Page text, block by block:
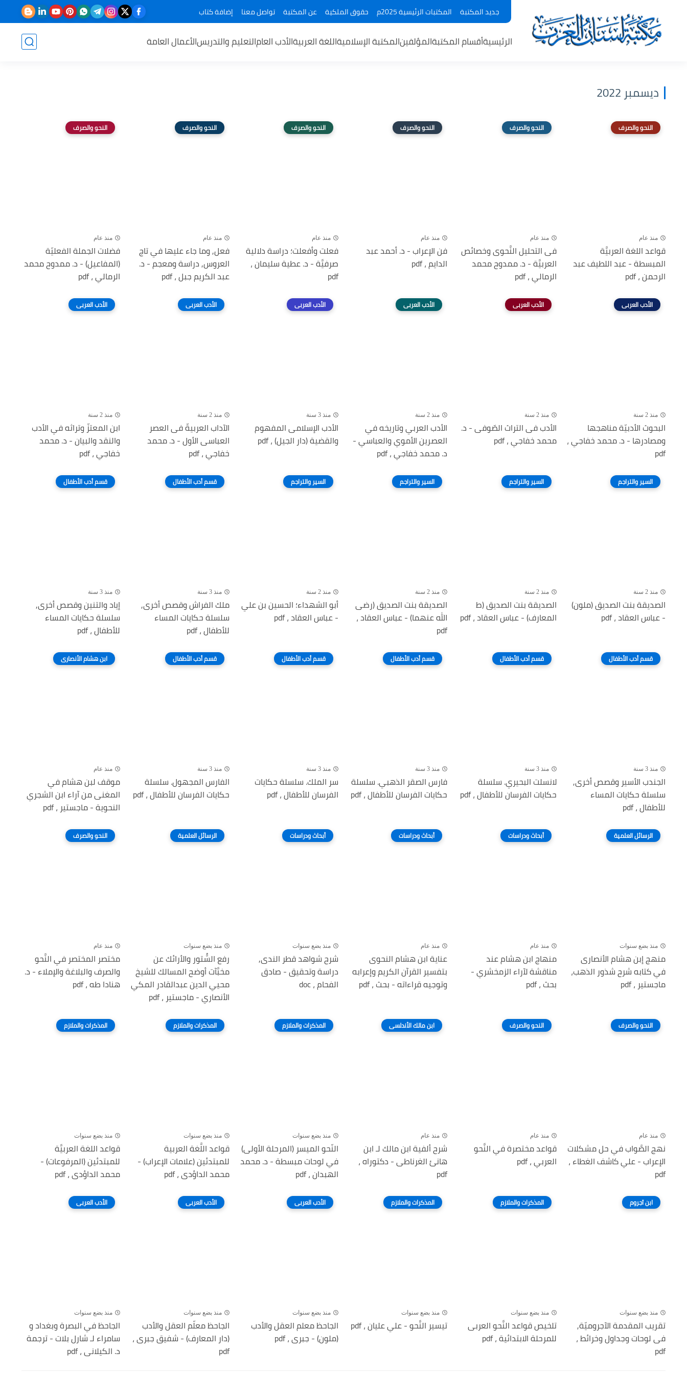
جديد المكتبة المكتبات الرئيسية 2025م حقوق الملكية عن المكتبة تواصل معنا إضافة كتاب
الرئيسيةأقسام المكتبةالمؤلفينالمكتبة الإسلاميةاللغة العربيةالأدب العامالتعليم والتدريسالأعمال العامة
ديسمبر 2022
النحو والصرف
منذ عام
قواعد اللغة العربيَّة
المبسطة - عبد اللطيف عبد
الرحمن ، pdf
النحو والصرف
منذ عام
فى التحليل النَّحوى وخصائص
العربيَّة - د. ممدوح محمد
الرمالي ، pdf
النحو والصرف
منذ عام
فن الإعراب - د. أحمد عبد
الدايم ، pdf
النحو والصرف
منذ عام
فعلت وأفعلت؛ دراسة دلالية
صرفيَّة - د. عطية سليمان ،
pdf
النحو والصرف
منذ عام
فعل, وما جاء عليها في تاج
العروس, دراسة ومعجم - د.
عبد الكريم جبل ، pdf
النحو والصرف
منذ عام
فضلات الجملة الفعليّة
(المفاعيل) - د. ممدوح محمد
الرمالي ، pdf
الأدب العربى
منذ 2 سنة
البحوث الأدبيّة مناهجها
ومصادرها - د. محمد خفاجي ،
pdf
الأدب العربى
منذ 2 سنة
الأدب فى التراث الصّوفى - د.
محمد خفاجي ، pdf
الأدب العربى
منذ 2 سنة
الأدب العربي وتاريخه في
العصرين الأموي والعباسي -
د. محمد خفاجي ، pdf
الأدب العربى
منذ 3 سنة
الأدب الإسلامى المفهوم
والقضية (دار الجيل) ، pdf
الأدب العربى
منذ 2 سنة
الآداب العربيةّ فى العصر
العباسى الأول - د. محمد
خفاجي ، pdf
الأدب العربى
منذ 2 سنة
ابن المعتزّ وتراثه في الأدب
والنقد والبيان - د. محمد
خفاجي ، pdf
السير والتراجم
منذ 2 سنة
الصديقة بنت الصديق (ملون)
- عباس العقاد ، pdf
السير والتراجم
منذ 2 سنة
الصديقة بنت الصديق (ط
المعارف) - عباس العقاد ، pdf
السير والتراجم
منذ 2 سنة
الصديقة بنت الصديق (رضى
الله عنهما) - عباس العقاد ،
pdf
السير والتراجم
منذ 2 سنة
أبو الشهداء؛ الحسين بن علي
- عباس العقاد ، pdf
قسم أدب الأطفال
منذ 3 سنة
ملك الفراش وقصص أخرى,
سلسلة حكايات المساء
للأطفال ، pdf
قسم أدب الأطفال
منذ 3 سنة
إياد والتنين وقصص أخرى,
سلسلة حكايات المساء
للأطفال ، pdf
قسم أدب الأطفال
منذ 3 سنة
الجندب الأسير وقصص أخرى,
سلسلة حكايات المساء
للأطفال ، pdf
قسم أدب الأطفال
منذ 3 سنة
لانسلت البحيري. سلسلة
حكايات الفرسان للأطفال ، pdf
قسم أدب الأطفال
منذ 3 سنة
فارس الصقر الذهبي. سلسلة
حكايات الفرسان للأطفال ، pdf
قسم أدب الأطفال
منذ 3 سنة
سر الملك. سلسلة حكايات
الفرسان للأطفال ، pdf
قسم أدب الأطفال
منذ 3 سنة
الفارس المجهول. سلسلة
حكايات الفرسان للأطفال ، pdf
ابن هشام الأنصارى
منذ عام
موقف لبن هشام في
المغنى من آراء ابن الشجري
النحوية - ماجستير ، pdf
الرسائل العلمية
منذ بضع سنوات
منهج إبن هشام الأنصارى
في كتابه شرح شذور الذهب،
ماجستير ، pdf
أبحاث ودراسات
منذ عام
منهاج ابن هشام عند
مناقشة لآراء الزمخشري -
بحث ، pdf
أبحاث ودراسات
منذ عام
عناية ابن هشام النحوى
بتفسير القرآن الكريم وإعرابه
وتوجيه قراءاته - بحث ، pdf
أبحاث ودراسات
منذ بضع سنوات
شرح شواهد قطر الندى,
دراسة وتحقيق - صادق
الفحام ، doc
الرسائل العلمية
منذ بضع سنوات
رفع السُّتور والأرائك عن
مخبَّآت أوضح المسالك للشيخ
محيي الدين عبدالقادر المكي
الأنصاري - ماجستير ، pdf
النحو والصرف
منذ عام
مختصر المختصر في النَّحو
والصرف والبلاغة والإملاء - د.
هنادا طه ، pdf
النحو والصرف
منذ عام
نهج الصَّواب في حل مشكلات
الإعراب - علي كاشف الغطاء ،
pdf
النحو والصرف
منذ عام
قواعد مختصرة في النَّحو
العربي ، pdf
ابن مالك الأندلسى
منذ عام
شرح ألفية ابن مالك لـ ابن
هانئ الغرناطى - دكتوراه ،
pdf
المذكرات والملازم
منذ بضع سنوات
النّحو الميسر (المرحلة الأولى)
في لوحات مبسطة - د. محمد
الهبدان ، pdf
المذكرات والملازم
منذ بضع سنوات
قواعد اللَّغة العربية
للمبتدئين (علامات الإعراب) -
محمد الداؤدى ، pdf
المذكرات والملازم
منذ بضع سنوات
قواعد اللغة العربيَّة
للمبتدئين (المرفوعات) -
محمد الداؤدى ، pdf
ابن آجروم
منذ بضع سنوات
تقريب المقدمة الآجروميّة,
فى لوحات وجداول وخرائط ،
pdf
المذكرات والملازم
منذ بضع سنوات
تلخيص قواعد النَّحو العربى
للمرحلة الابتدائية ، pdf
المذكرات والملازم
منذ بضع سنوات
تيسير النَّحو - علي عليان ، pdf
الأدب العربى
منذ بضع سنوات
الجاحظ معلم العقل والأدب
(ملون) - جبرى ، pdf
الأدب العربى
منذ بضع سنوات
الجاحظ معلّم العقل والأدب
(دار المعارف) - شفيق جبرى ،
pdf
الأدب العربى
منذ بضع سنوات
الجاحظ في البصرة وبغداد و
سامراء لـ شارل بلات - ترجمة
د. الكيلانى ، pdf